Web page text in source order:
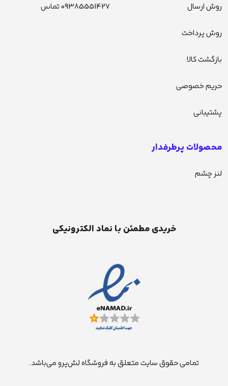
روش ارسال
روش پرداخت
بازگشت کالا
حریم خصوصی
پشتیبانی
09385551427 تماس
محصولات پرطرفدار
لنز چشم
خریدی مطمئن با نماد الکترونیکی
تمامی حقوق سایت متعلق به فروشگاه لش‌پرو می‌باشد.